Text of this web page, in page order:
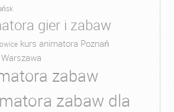
gier i zabaw
kurs animatora Poznań
zabaw
zabaw dla